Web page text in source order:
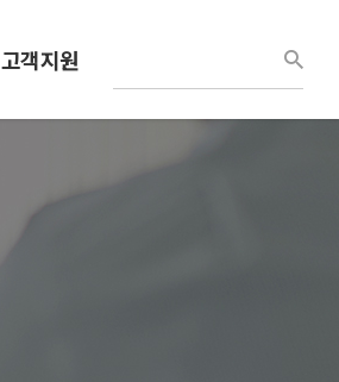
고객지원